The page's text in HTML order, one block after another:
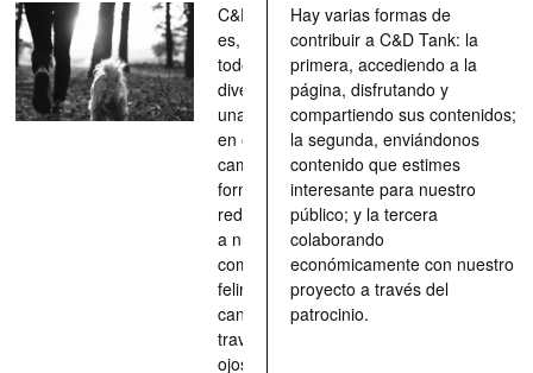
C&D Tank
es, ante
todo, un
divertimento,
una parada
en el
camino, una
forma de
redescubrir
a nuestros
compañeros
felinos y
caninos a
través de los
ojos quienes
Hay varias formas de
contribuir a C&D Tank: la
primera, accediendo a la
página, disfrutando y
compartiendo sus contenidos;
la segunda, enviándonos
contenido que estimes
interesante para nuestro
público; y la tercera
colaborando
económicamente con nuestro
proyecto a través del
patrocinio.